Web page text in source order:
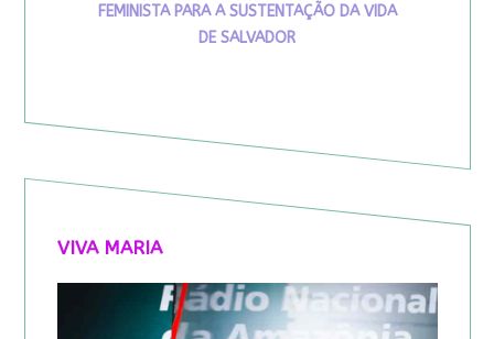
FEMINISTA PARA A SUSTENTAÇÃO DA VIDA
DE SALVADOR
VIVA MARIA